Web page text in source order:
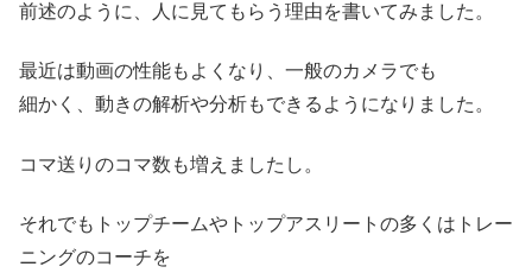
前述のように、人に見てもらう理由を書いてみました。
最近は動画の性能もよくなり、一般のカメラでも
細かく、動きの解析や分析もできるようになりました。
コマ送りのコマ数も増えましたし。
それでもトップチームやトップアスリートの多くはトレー
ニングのコーチを